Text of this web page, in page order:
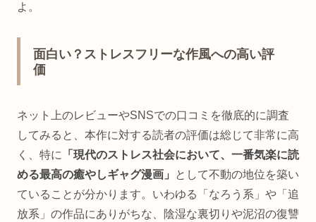
よ。
面白い？ストレスフリーな作風への高い評
価
ネット上のレビューやSNSでの口コミを徹底的に調査
してみると、本作に対する読者の評価は総じて非常に高
く、特に
「現代のストレス社会において、一番気楽に読
める最高の癒やしギャグ漫画」
として不動の地位を築い
ていることが分かります。いわゆる「なろう系」や「追
放系」の作品にありがちな、陰湿な裏切りや泥沼の復讐